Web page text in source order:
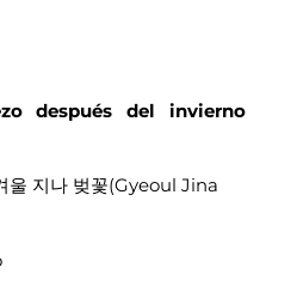
después del invierno
지나 벚꽃(Gyeoul Jina